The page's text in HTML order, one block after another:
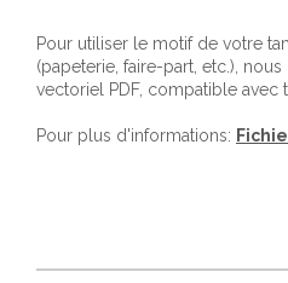
Pour utiliser le motif de votre
(papeterie, faire-part, etc.),
vectoriel PDF, compatible avec
Pour plus d'informations: